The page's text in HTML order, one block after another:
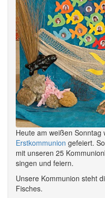
Heute am weißen Sonntag
Erstkommunion gefeiert.
mit unseren 25
singen und feiern.
Unsere Kommunion steht
Fisches.